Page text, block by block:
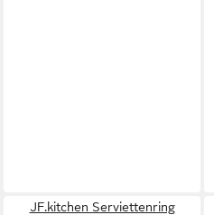
JF.kitchen Serviettenring